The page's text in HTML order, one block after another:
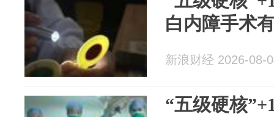
白内障手术
新浪财经 2026-08-
“五级硬核